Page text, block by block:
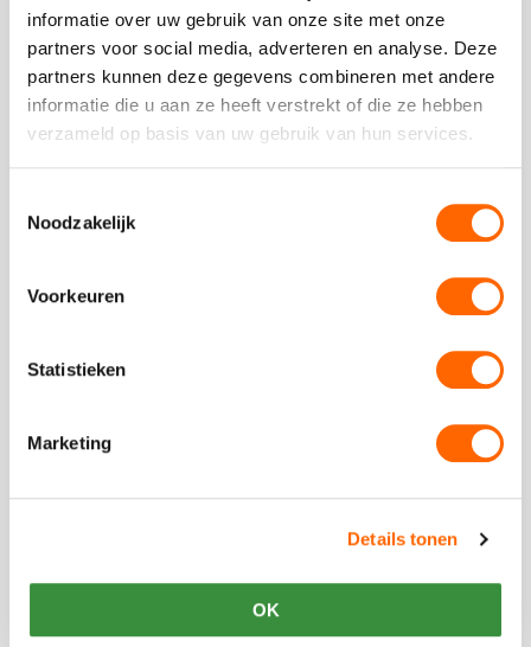
informatie over uw gebruik van onze site met onze
partners voor social media, adverteren en analyse. Deze
partners kunnen deze gegevens combineren met andere
informatie die u aan ze heeft verstrekt of die ze hebben
verzameld op basis van uw gebruik van hun services.
Noodzakelijk
Voorkeuren
Statistieken
Marketing
Details tonen
OK
beter te leren kennen. De dag start met een inspirerende
speeddate met collega's, waarna...
Bekijk
Floating
Floating Dinner
Dagprogramma